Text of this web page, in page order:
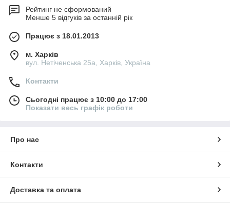
Рейтинг не сформований
Менше 5 відгуків за останній рік
Працює з 18.01.2013
м. Харків
вул. Нетіченська 25а, Харків, Україна
Контакти
Сьогодні працює з 10:00 до 17:00
Показати весь графік роботи
Про нас
Контакти
Доставка та оплата